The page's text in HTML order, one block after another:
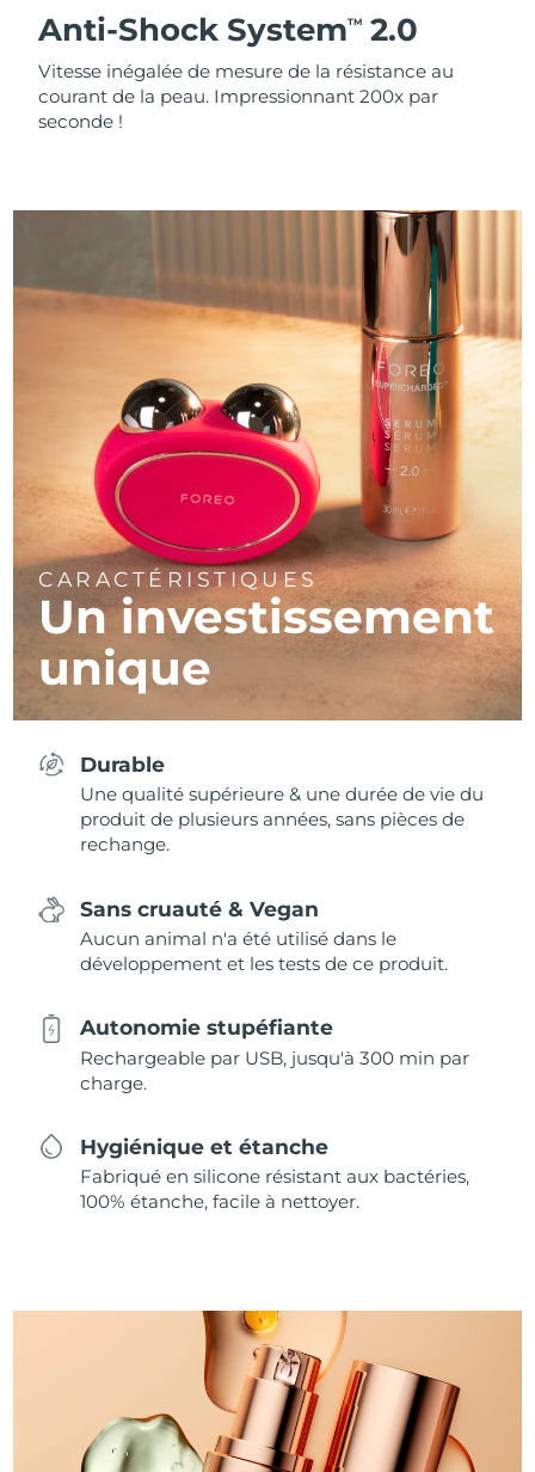
Anti-Shock SystemTM 2.0
Vitesse inégalée de mesure de la résistance au
courant de la peau. Impressionnant 200x par
seconde !
CARACTÉRISTIQUES
Un investissement
unique
Durable
Une qualité supérieure & une durée de vie du
produit de plusieurs années, sans pièces de
rechange.
Sans cruauté & Vegan
Aucun animal n'a été utilisé dans le
développement et les tests de ce produit.
Autonomie stupéfiante
Rechargeable par USB, jusqu'à 300 min par
charge.
Hygiénique et étanche
Fabriqué en silicone résistant aux bactéries,
100% étanche, facile à nettoyer.